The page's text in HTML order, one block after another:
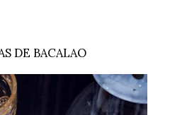
DE BACALAO